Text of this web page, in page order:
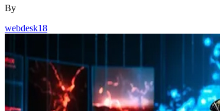
By
webdesk18